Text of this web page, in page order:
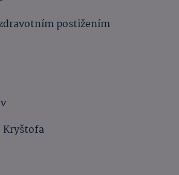
postižením
Kryštofa